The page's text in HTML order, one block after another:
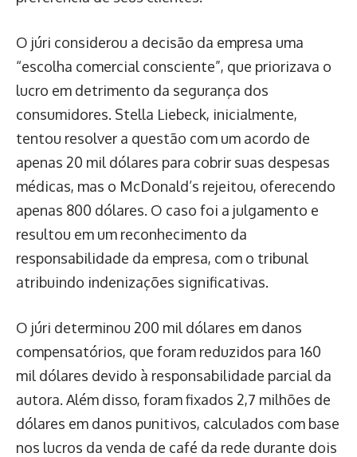
O júri considerou a decisão da empresa uma
“escolha comercial consciente”, que priorizava o
lucro em detrimento da segurança dos
consumidores. Stella Liebeck, inicialmente,
tentou resolver a questão com um acordo de
apenas 20 mil dólares para cobrir suas despesas
médicas, mas o McDonald’s rejeitou, oferecendo
apenas 800 dólares. O caso foi a julgamento e
resultou em um reconhecimento da
responsabilidade da empresa, com o tribunal
atribuindo indenizações significativas.
O júri determinou 200 mil dólares em danos
compensatórios, que foram reduzidos para 160
mil dólares devido à responsabilidade parcial da
autora. Além disso, foram fixados 2,7 milhões de
dólares em danos punitivos, calculados com base
nos lucros da venda de café da rede durante dois